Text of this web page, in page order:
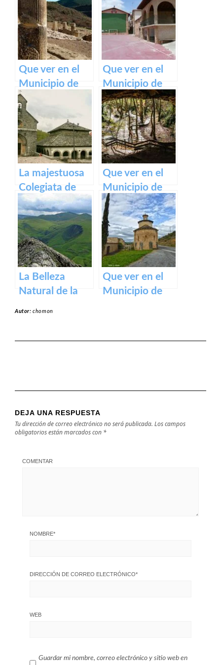
belleza de este
pueblo.
Que ver en el
Municipio de
Eslava
(Navarra) en
Navarra
Que ver en el
Municipio de
Armañanzas en
Navarra
La majestuosa
Colegiata de
Roncesvalles:
un tesoro
medieval en los
Pirineos
Que ver en el
Municipio de
Zugarramurdi
en Navarra
La Belleza
Natural de la
Que ver en el
Municipio de
Autor:chomon
DEJA UNA RESPUESTA
Tu dirección de correo electrónico no será publicada. Los campos
obligatorios están marcados con *
COMENTAR
NOMBRE*
DIRECCIÓN DE CORREO ELECTRÓNICO*
WEB
Guardar mi nombre, correo electrónico y sitio web en